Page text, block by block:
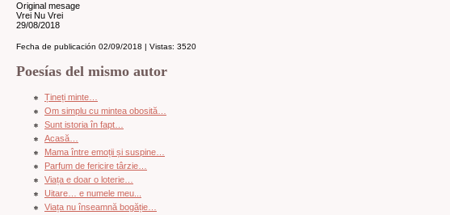
Original mesage
Vrei Nu Vrei
29/08/2018
Fecha de publicación 02/09/2018 | Vistas: 3520
Poesías del mismo autor
Țineți minte…
Om simplu cu mintea obosită…
Sunt istoria în fapt…
Acasă…
Mama între emoții și suspine…
Parfum de fericire târzie…
Viața e doar o loterie…
Uitare… e numele meu...
Viața nu înseamnă bogăție…